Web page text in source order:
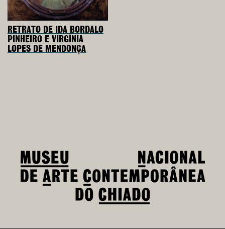
RETRATO DE IDA BORDALO
PINHEIRO E VIRGÍNIA
LOPES DE MENDONÇA